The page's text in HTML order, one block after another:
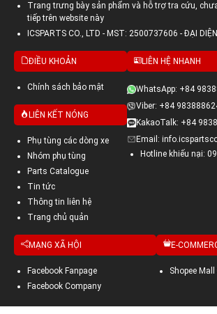
Trang trưng bày sản phẩm và hỗ trợ tra cứu,
tiếp trên website này
ICSPARTS CO., LTD - MST: 2500737606 - ĐẠI
ĐIỀU KHOẢN
Chính sách bảo mật
LIÊN KẾT NÓNG
Phụ tùng các dòng xe
Nhóm phụ tùng
Parts Catalogue
Tin tức
Thông tin liên hệ
Trang chủ quản
LIÊN HỆ NHANH
WhatsApp: +84
Viber: +84
KakaoTalk: +84
Email:
Hotline khiếu nại:
MẠNG XÃ HỘI
Facebook Fanpage
Facebook Company
E-
Shopee Mall